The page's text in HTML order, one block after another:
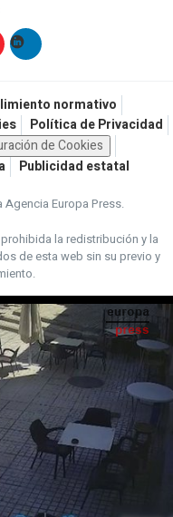
normativo
Política de Privacidad
de Cookies
Publicidad estatal
Europa Press.
la redistribución y la
de esta web sin su previo y